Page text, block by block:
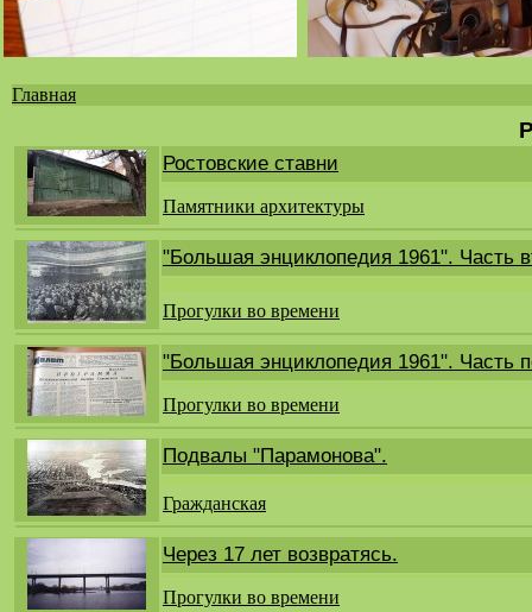
здесь
Главная
Ростовские ставни
Памятники архитектуры
"Большая энциклопедия 1961". Часть
Прогулки во времени
"Большая энциклопедия 1961". Часть
Прогулки во времени
Подвалы "Парамонова".
Гражданская
Через 17 лет возвратясь.
Прогулки во времени